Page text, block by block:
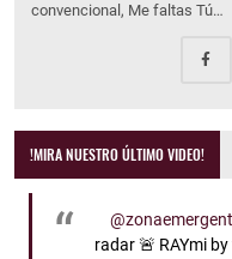
convencional, Me faltas Tú…
!MIRA NUESTRO ÚLTIMO VIDEO!
radar 🚨 RAYmi